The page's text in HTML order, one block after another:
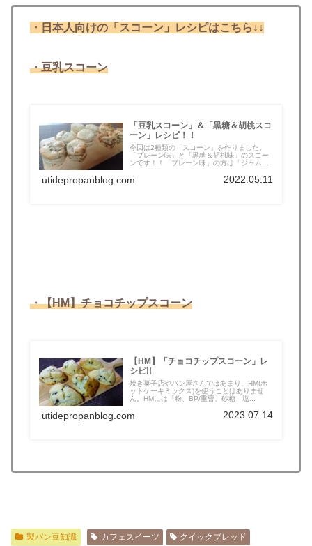
・日本人向けの「スコーン」レシピはこちら↓↓
・豆乳スコーン
「豆乳スコーン」＆「黒糖＆胡桃スコ
ーン」レシピ！！
今回は2種類の「スコーン」を作りました。
「プレーン味」と「黒糖＆胡桃味」のスコー
ンです！！「プレーン味」の方は「ジャム
utidepropanblog.com 2022.05.11
・【HM】チョコチップスコーン
【HM】「チョコチップスコーン」レ
シピ!!
焼き菓子店やパン屋さんではあまり、HM(ホ
ットケーキミックス)を使うことはありませ
ん。HMには「粉、BP/重曹、砂糖、塩...
utidepropanblog.com 2023.07.14
製パン豆知識 カフェスイーツ
クイックブレッド